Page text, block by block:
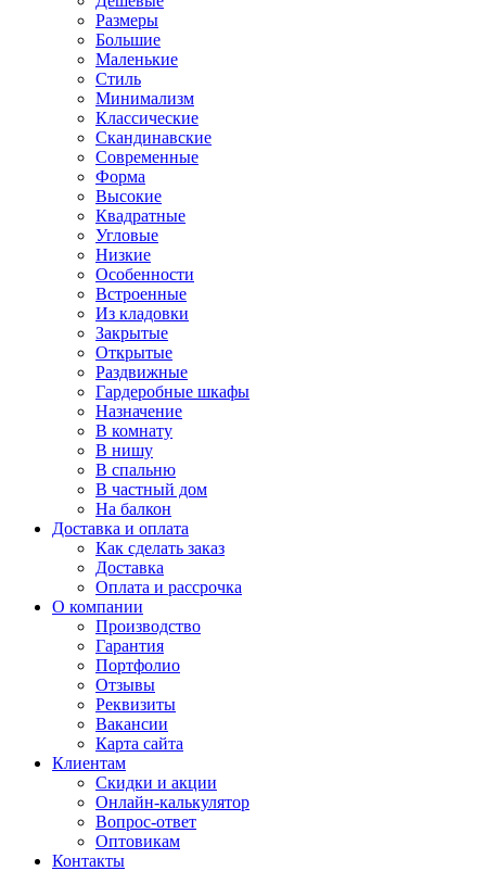
Размеры
Большие
Маленькие
Стиль
Минимализм
Классические
Скандинавские
Современные
Форма
Высокие
Квадратные
Угловые
Низкие
Особенности
Встроенные
Из кладовки
Закрытые
Открытые
Раздвижные
Гардеробные шкафы
Назначение
В комнату
В нишу
В спальню
В частный дом
На балкон
Доставка и оплата
Как сделать заказ
Доставка
Оплата и рассрочка
О компании
Производство
Гарантия
Портфолио
Отзывы
Реквизиты
Вакансии
Карта сайта
Клиентам
Скидки и акции
Онлайн-калькулятор
Вопрос-ответ
Оптовикам
Контакты